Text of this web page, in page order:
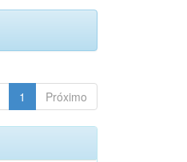
1 Próximo